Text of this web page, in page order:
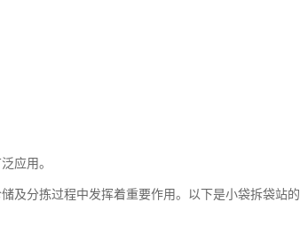
应用。
及分拣过程中发挥着重要作用。以下是小袋拆袋站的